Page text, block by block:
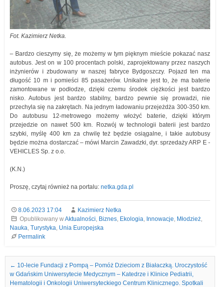
Fot. Kazimierz Netka.
– Bardzo cieszymy się, że możemy w tym pięknym mieście pokazać nasz
autobus. Jest on w 100 procentach polski, zaprojektowany przez naszych
inżynierów i zbudowany w naszej fabryce Bydgoszczy. Pojazd ten ma
długość 10 m i pomieści 85 pasażerów. Unikalne jest to, że ma baterie
zamontowane w podłodze, dzięki czemu środek ciężkości jest bardzo
nisko. Autobus jest bardzo stabilny, bardzo pewnie się prowadzi, nie
przechyla się na zakrętach. Na jednym ładowaniu przejeżdża 300-350 km.
Do autobusu 12-metrowego możemy włożyć baterie, dzięki którym
przejedzie on nawet 500 km. Rozwój w technologii baterii jest bardzo
szybki, myślę 400 km za chwilę też będzie osiągalne, i takie autobusy
będzie można dostarczać – mówi Marcin Zawadzki, dyr. sprzedaży ARP E -
VEHICLES Sp. z o.o.
(K.N.)
Proszę, czytaj również na portalu: netka.gda.pl
8.06.2023 17:04
Kazimierz Netka
Opublikowany wAktualności, Biznes, Ekologia, Innowacje, Młodzież,
Nauka, Turystyka, Unia Europejska
Permalink
Nawigacja we wpisach
← 10-lecie Fundacji z Pompą – Pomóż Dzieciom z Białaczką. Uroczystość
w Gdańskim Uniwersytecie Medycznym – Katedrze i Klinice Pediatrii,
Hematologii i Onkologii Uniwersyteckiego Centrum Klinicznego. Spotkali